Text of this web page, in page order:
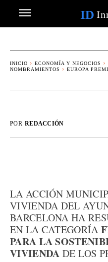
ID
INICIO ECONOMÍA Y NEGOCIOS
NOMBRAMIENTOS
EUROPA
POR REDACCIÓN
LA ACCIÓN
VIVIENDA DEL
BARCELONA HA
EN LA CATEGORÍA
PARA LA
VIVIENDA DE LOS